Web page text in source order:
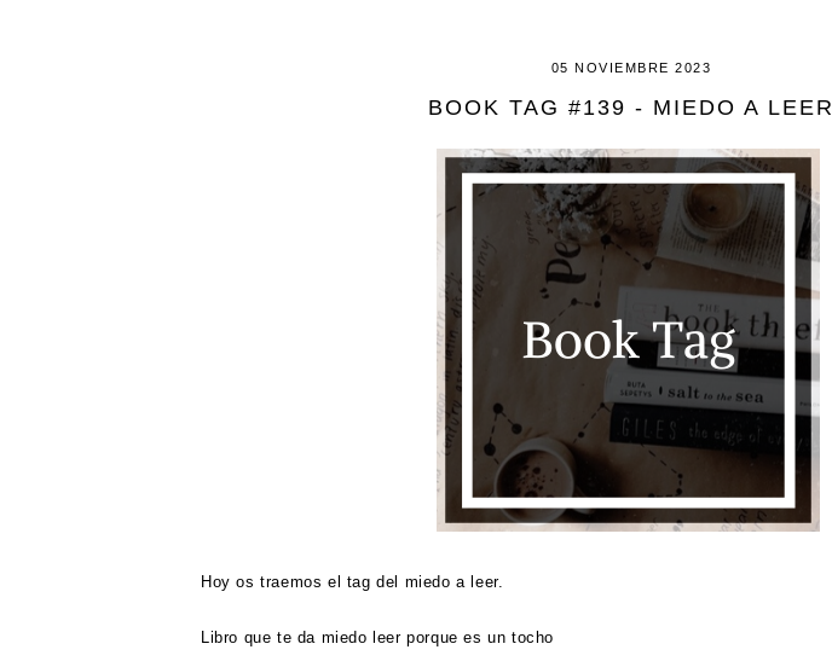
05 NOVIEMBRE 2023
BOOK TAG #139 - MIEDO A LEER
Hoy os traemos el tag del miedo a leer.
Libro que te da miedo leer porque es un tocho